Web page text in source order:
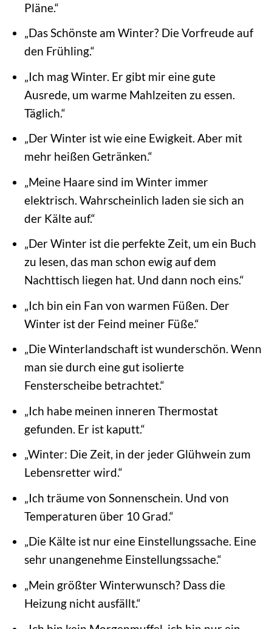
Pläne.“
„Das Schönste am Winter? Die Vorfreude auf
den Frühling.“
„Ich mag Winter. Er gibt mir eine gute
Ausrede, um warme Mahlzeiten zu essen.
Täglich.“
„Der Winter ist wie eine Ewigkeit. Aber mit
mehr heißen Getränken.“
„Meine Haare sind im Winter immer
elektrisch. Wahrscheinlich laden sie sich an
der Kälte auf.“
„Der Winter ist die perfekte Zeit, um ein Buch
zu lesen, das man schon ewig auf dem
Nachttisch liegen hat. Und dann noch eins.“
„Ich bin ein Fan von warmen Füßen. Der
Winter ist der Feind meiner Füße.“
„Die Winterlandschaft ist wunderschön. Wenn
man sie durch eine gut isolierte
Fensterscheibe betrachtet.“
„Ich habe meinen inneren Thermostat
gefunden. Er ist kaputt.“
„Winter: Die Zeit, in der jeder Glühwein zum
Lebensretter wird.“
„Ich träume von Sonnenschein. Und von
Temperaturen über 10 Grad.“
„Die Kälte ist nur eine Einstellungssache. Eine
sehr unangenehme Einstellungssache.“
„Mein größter Winterwunsch? Dass die
Heizung nicht ausfällt.“